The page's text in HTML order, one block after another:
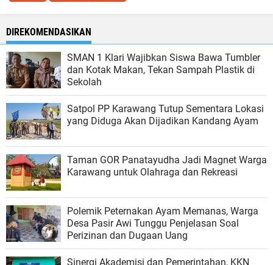
DIREKOMENDASIKAN
SMAN 1 Klari Wajibkan Siswa Bawa Tumbler
dan Kotak Makan, Tekan Sampah Plastik di
Sekolah
Satpol PP Karawang Tutup Sementara Lokasi
yang Diduga Akan Dijadikan Kandang Ayam
Taman GOR Panatayudha Jadi Magnet Warga
Karawang untuk Olahraga dan Rekreasi
Polemik Peternakan Ayam Memanas, Warga
Desa Pasir Awi Tunggu Penjelasan Soal
Perizinan dan Dugaan Uang
Sinergi Akademisi dan Pemerintahan, KKN